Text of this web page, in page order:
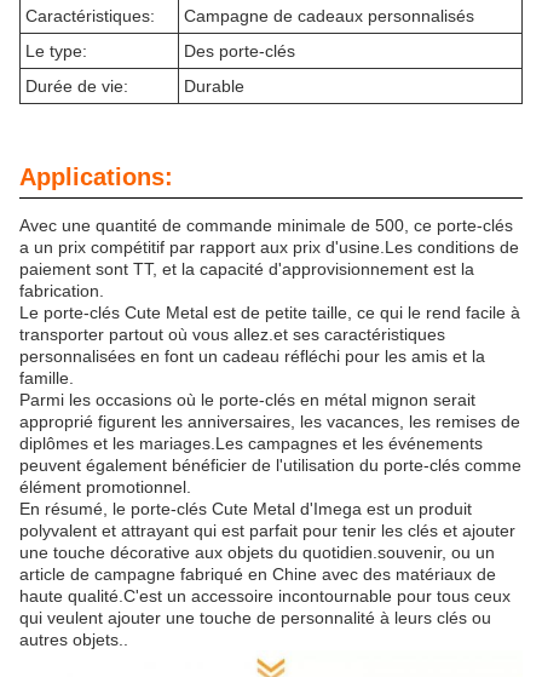
Caractéristiques:
Campagne de cadeaux personnalisés
Le type:
Des porte-clés
Durée de vie:
Durable
Applications:
Avec une quantité de commande minimale de 500, ce porte-clés
a un prix compétitif par rapport aux prix d'usine.Les conditions de
paiement sont TT, et la capacité d'approvisionnement est la
fabrication.
Le porte-clés Cute Metal est de petite taille, ce qui le rend facile à
transporter partout où vous allez.et ses caractéristiques
personnalisées en font un cadeau réfléchi pour les amis et la
famille.
Parmi les occasions où le porte-clés en métal mignon serait
approprié figurent les anniversaires, les vacances, les remises de
diplômes et les mariages.Les campagnes et les événements
peuvent également bénéficier de l'utilisation du porte-clés comme
élément promotionnel.
En résumé, le porte-clés Cute Metal d'Imega est un produit
polyvalent et attrayant qui est parfait pour tenir les clés et ajouter
une touche décorative aux objets du quotidien.souvenir, ou un
article de campagne fabriqué en Chine avec des matériaux de
haute qualité.C'est un accessoire incontournable pour tous ceux
qui veulent ajouter une touche de personnalité à leurs clés ou
autres objets..